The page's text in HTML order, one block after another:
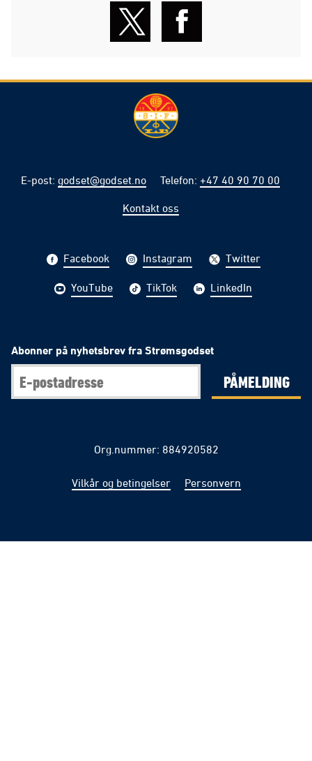
E-post: godset@godset.no Telefon: +47 40 90 70 00
Kontakt oss
Facebook Instagram Twitter
YouTube TikTok LinkedIn
Abonner på nyhetsbrev fra Strømsgodset
PÅMELDING
Org.nummer: 884920582
Vilkår og betingelser Personvern